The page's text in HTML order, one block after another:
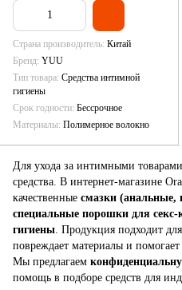
Страна производитель Китай
Бренд YUU
Тип товара Средства интимной
гигиены
Срок годности Бессрочное
Материалы Полимерное волокно
Для ухода за интимными
средства. В интернет-магазине
качественные смазки (анальные,
специальные порошки для секс-
гигиены . Продукция подходит
повреждает материалы и
Мы предлагаем
помощь в подборе средств для